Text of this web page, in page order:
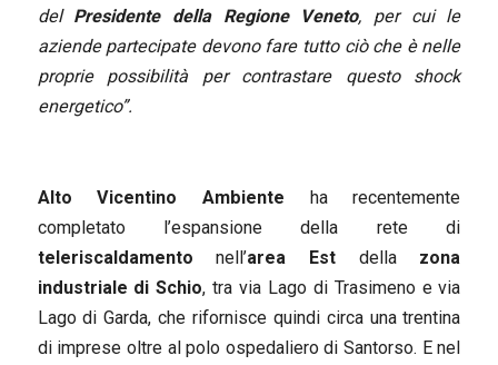
del Presidente della Regione Veneto, per cui le
aziende partecipate devono fare tutto ciò che è nelle
proprie possibilità per contrastare questo shock
energetico”.
Alto Vicentino Ambiente ha recentemente
completato l’espansione della rete di
teleriscaldamento nell’area Est della zona
industriale di Schio, tra via Lago di Trasimeno e via
Lago di Garda, che rifornisce quindi circa una trentina
di imprese oltre al polo ospedaliero di Santorso. E nel